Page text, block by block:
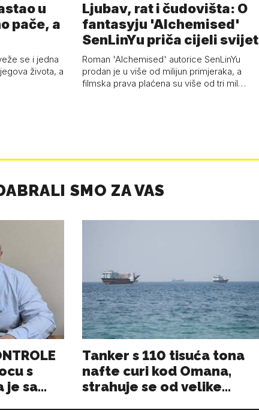
u
pače, a
se i jedna
života, a
Ljubav, rat i čudovišta: O
fantasyju 'Alchemised'
SenLinYu priča cijeli svijet
Roman 'Alchemised' autorice SenLinYu
prodan je u više od milijun primjeraka, a
filmska prava plaćena su više od tri mil…